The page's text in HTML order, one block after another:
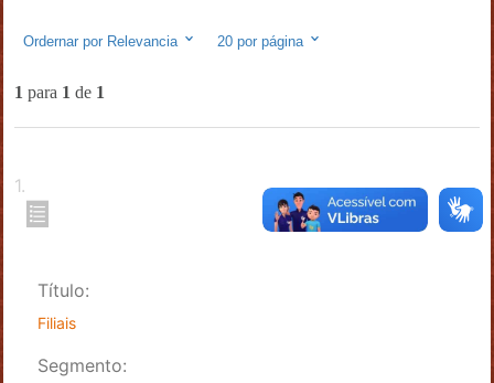
Ordernar por Relevancia 20por página
1 para 1 de 1
1.
Título:
Filiais
Segmento: